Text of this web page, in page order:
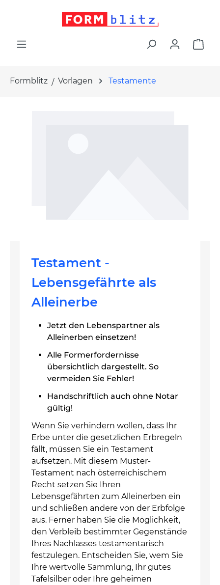
Formblitz Vorlagen Testamente
Testament -
Lebensgefährte als
Alleinerbe
Jetzt den Lebenspartner als
Alleinerben einsetzen!
Alle Formerfordernisse
übersichtlich dargestellt. So
vermeiden Sie Fehler!
Handschriftlich auch ohne Notar
gültig!
Wenn Sie verhindern wollen, dass Ihr
Erbe unter die gesetzlichen Erbregeln
fällt, müssen Sie ein Testament
aufsetzen. Mit diesem Muster-
Testament nach österreichischem
Recht setzen Sie Ihren
Lebensgefährten zum Alleinerben ein
und schließen andere von der Erbfolge
aus. Ferner haben Sie die Möglichkeit,
den Verbleib bestimmter Gegenstände
Ihres Nachlasses testamentarisch
festzulegen. Entscheiden Sie, wem Sie
Ihre wertvolle Sammlung, Ihr gutes
Tafelsilber oder Ihre geheimen